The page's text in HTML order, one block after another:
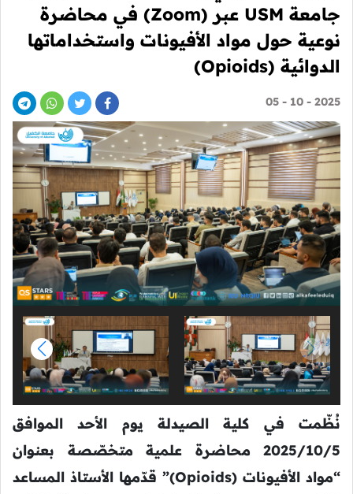
جامعة USM عبر (Zoom) في محاضرة
نوعية حول مواد الأفيونات واستخداماتها
الدوائية (Opioids)
2025 - 10 - 05
نُظّمت في كلية الصيدلة يوم الأحد الموافق
2025/10/5 محاضرة علمية متخصّصة بعنوان
“مواد الأفيونات (Opioids)” قدّمها الأستاذ المساعد